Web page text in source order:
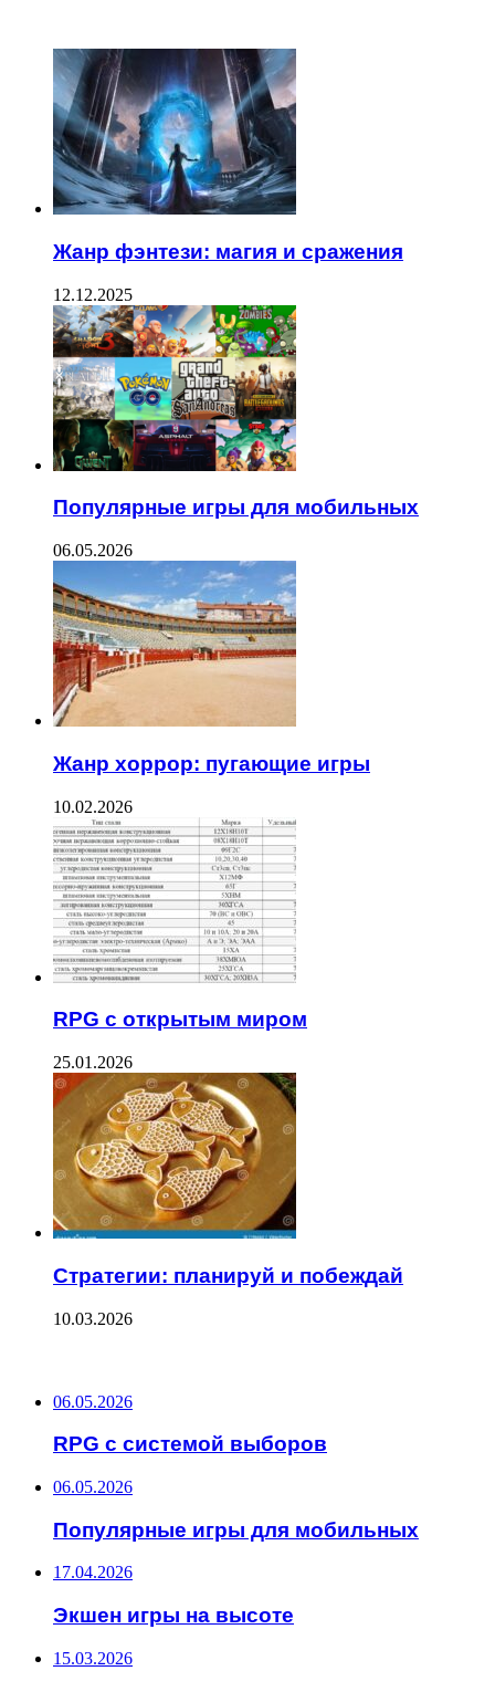
Жанр фэнтези: магия и сражения
12.12.2025
Популярные игры для мобильных
06.05.2026
Жанр хоррор: пугающие игры
10.02.2026
RPG с открытым миром
25.01.2026
Стратегии: планируй и побеждай
10.03.2026
06.05.2026
RPG с системой выборов
06.05.2026
Популярные игры для мобильных
17.04.2026
Экшен игры на высоте
15.03.2026